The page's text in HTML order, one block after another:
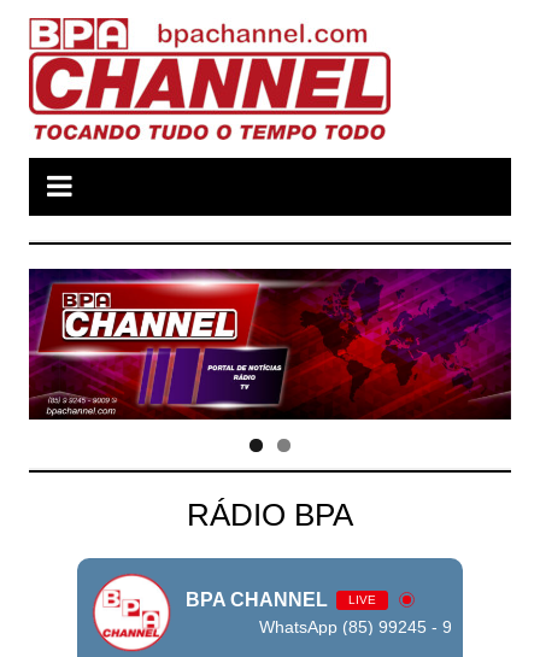
para
conteúdo
RÁDIO BPA
BPA CHANNEL LIVE
WhatsApp (85) 99245 - 9009